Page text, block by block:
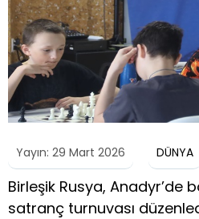
Yayın: 29 Mart 2026 DÜNYA
Birleşik Rusya, Anadyr’de
satranç turnuvası